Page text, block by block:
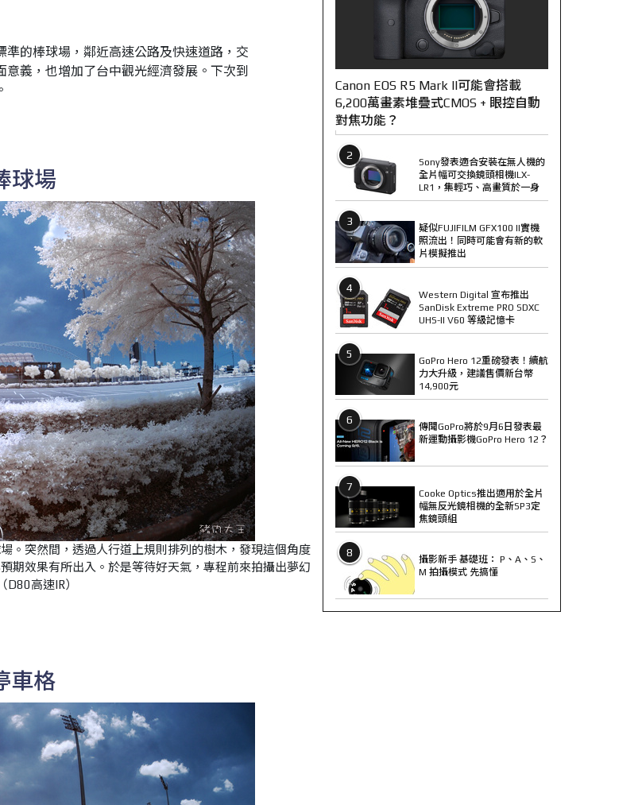
的棒球場，鄰近高速公路及快速道路，交
義，也增加了台中觀光經濟發展。下次到
球場
。突然間，透過人行道上規則排列的樹木，發現這個角度
期效果有所出入。於是等待好天氣，專程前來拍攝出夢幻
D80高速IR）
車格
Canon EOS R5 Mark II可能會搭載
6,200萬畫素堆疊式CMOS + 眼控自動
對焦功能？
2
Sony發表適合安裝在無人機的
全片幅可交換鏡頭相機ILX-
LR1，集輕巧、高畫質於一身
3
疑似FUJIFILM GFX100 II實機
照流出！同時可能會有新的軟
片模擬推出
4
Western Digital 宣布推出
SanDisk Extreme PRO SDXC
UHS-II V60 等級記憶卡
5
GoPro Hero 12重磅發表！續航
力大升級，建議售價新台幣
14,900元
6
傳聞GoPro將於9月6日發表最
新運動攝影機GoPro Hero 12？
7
Cooke Optics推出適用於全片
幅無反光鏡相機的全新SP3定
焦鏡頭組
8
攝影新手 基礎班： P、A、S、
M 拍攝模式 先搞懂